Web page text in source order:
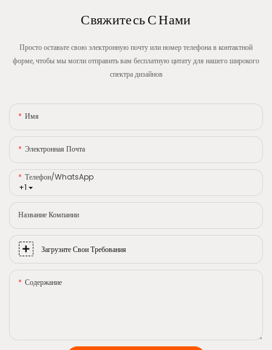
Свяжитесь С Нами
Просто оставьте свою электронную почту или номер телефона в контактной
форме, чтобы мы могли отправить вам бесплатную цитату для нашего широкого
спектра дизайнов
Имя
Электронная Почта
+1
Телефон/WhatsApp
Название Компании
Загрузите Свои Требования
Содержание